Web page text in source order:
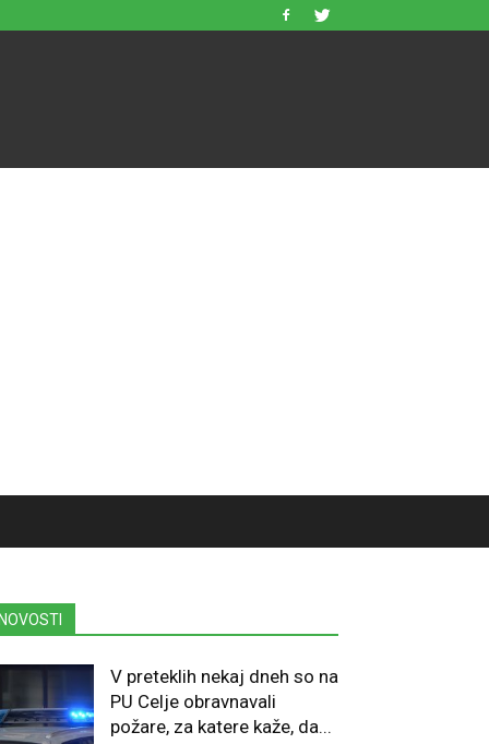
V preteklih nekaj dneh so na
PU Celje obravnavali
požare, za katere kaže, da...